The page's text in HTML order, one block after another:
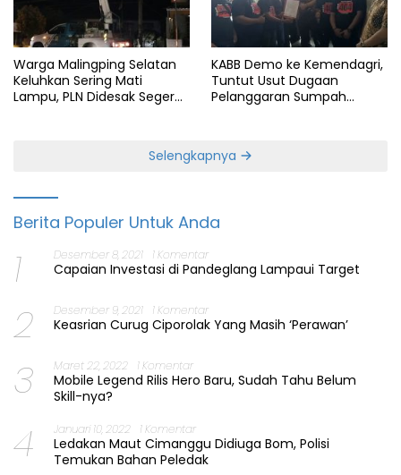
Warga Malingping Selatan
Keluhkan Sering Mati
Lampu, PLN Didesak Segera
KABB Demo ke Kemendagri,
Tuntut Usut Dugaan
Pelanggaran Sumpah
Selengkapnya
Berita Populer Untuk Anda
1 Desember 8, 2021 1 Komentar
Capaian Investasi di Pandeglang Lampaui Target
2 Desember 9, 2021 1 Komentar
Keasrian Curug Ciporolak Yang Masih ‘Perawan’
3 Maret 22, 2022 1 Komentar
Mobile Legend Rilis Hero Baru, Sudah Tahu Belum
Skill-nya?
4 Januari 10, 2022 1 Komentar
Ledakan Maut Cimanggu Didiuga Bom, Polisi
Temukan Bahan Peledak